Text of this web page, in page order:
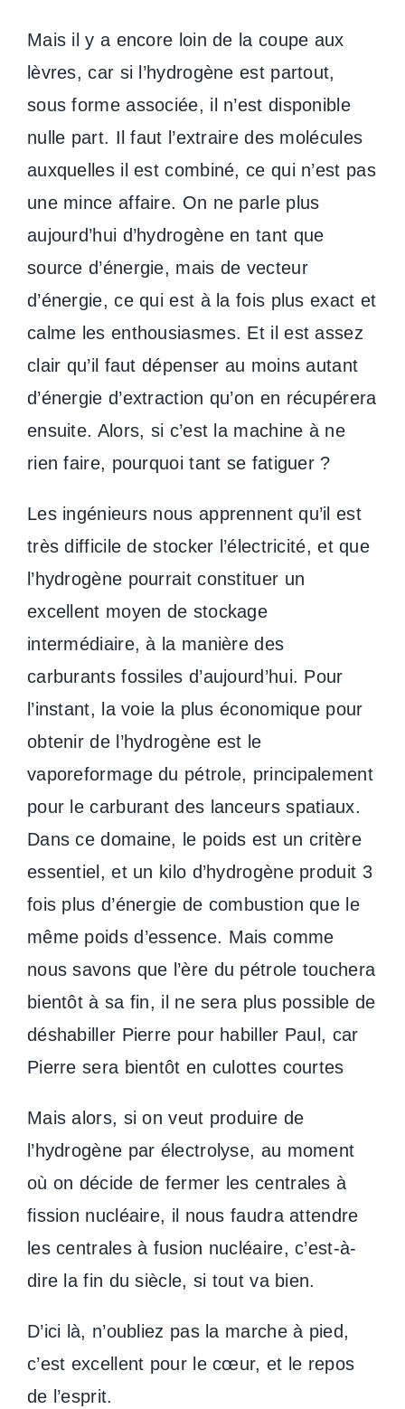
Mais il y a encore loin de la coupe aux
lèvres, car si l’hydrogène est partout,
sous forme associée, il n’est disponible
nulle part. Il faut l’extraire des molécules
auxquelles il est combiné, ce qui n’est pas
une mince affaire. On ne parle plus
aujourd’hui d’hydrogène en tant que
source d’énergie, mais de vecteur
d’énergie, ce qui est à la fois plus exact et
calme les enthousiasmes. Et il est assez
clair qu’il faut dépenser au moins autant
d’énergie d’extraction qu’on en récupérera
ensuite. Alors, si c’est la machine à ne
rien faire, pourquoi tant se fatiguer ?
Les ingénieurs nous apprennent qu’il est
très difficile de stocker l’électricité, et que
l’hydrogène pourrait constituer un
excellent moyen de stockage
intermédiaire, à la manière des
carburants fossiles d’aujourd’hui. Pour
l’instant, la voie la plus économique pour
obtenir de l’hydrogène est le
vaporeformage du pétrole, principalement
pour le carburant des lanceurs spatiaux.
Dans ce domaine, le poids est un critère
essentiel, et un kilo d’hydrogène produit 3
fois plus d’énergie de combustion que le
même poids d’essence. Mais comme
nous savons que l’ère du pétrole touchera
bientôt à sa fin, il ne sera plus possible de
déshabiller Pierre pour habiller Paul, car
Pierre sera bientôt en culottes courtes
Mais alors, si on veut produire de
l’hydrogène par électrolyse, au moment
où on décide de fermer les centrales à
fission nucléaire, il nous faudra attendre
les centrales à fusion nucléaire, c’est-à-
dire la fin du siècle, si tout va bien.
D’ici là, n’oubliez pas la marche à pied,
c’est excellent pour le cœur, et le repos
de l’esprit.